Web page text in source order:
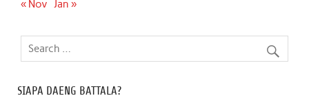
« Nov Jan »
SIAPA DAENG BATTALA?